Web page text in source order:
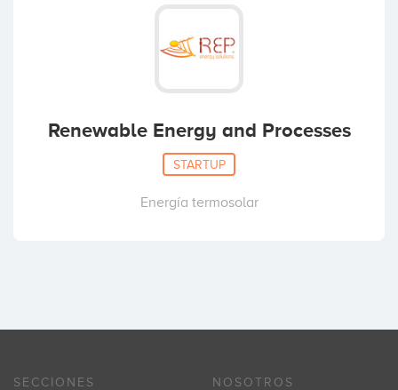
Renewable Energy and Processes
STARTUP
Energía termosolar
SECCIONES NOSOTROS